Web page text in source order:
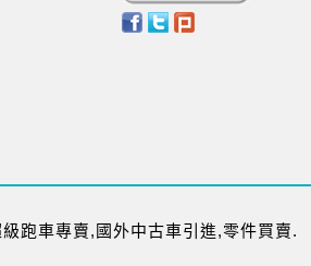
跑車專賣,國外中古車引進,零件買賣.